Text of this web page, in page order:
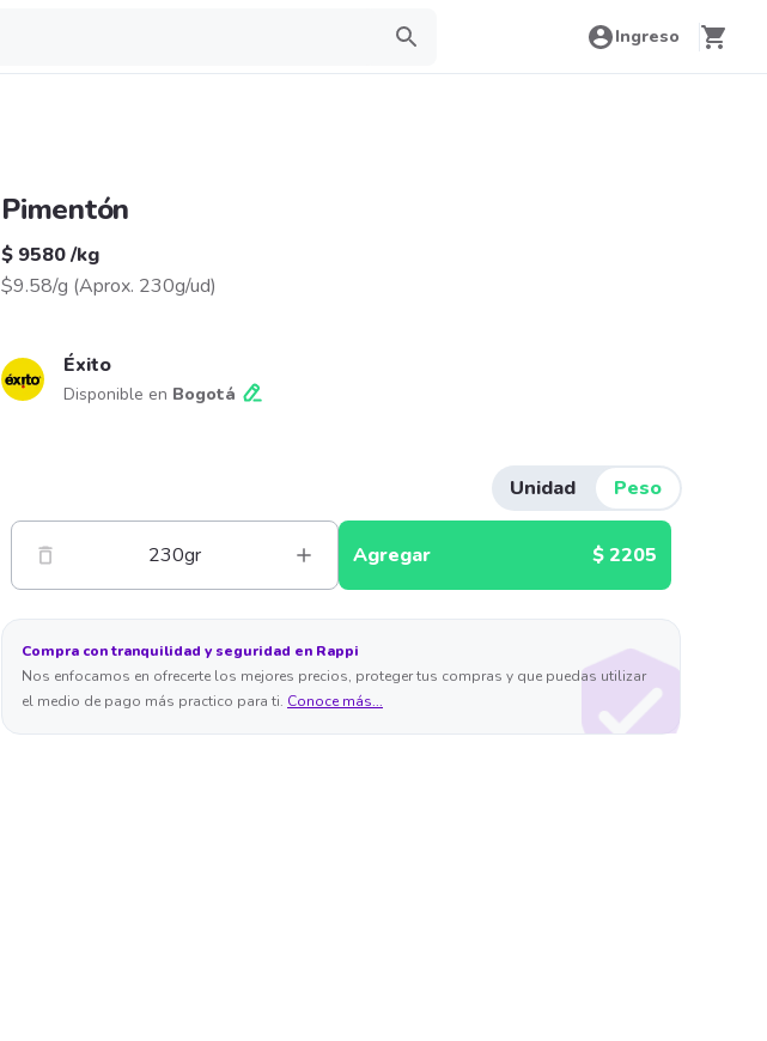
Ingreso
Pimentón
$ 9580/kg
$9.58/g (Aprox. 230g/ud)
Éxito
Disponible en Bogotá
Unidad Peso
230gr Agregar $ 2205
Compra con tranquilidad y seguridad en Rappi
Nos enfocamos en ofrecerte los mejores precios, proteger tus compras y que puedas utilizar
el medio de pago más practico para ti. Conoce más...